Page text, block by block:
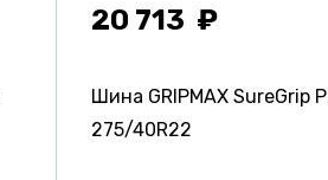
20 713
Шина GRIPMAX SureGrip
275/40R22